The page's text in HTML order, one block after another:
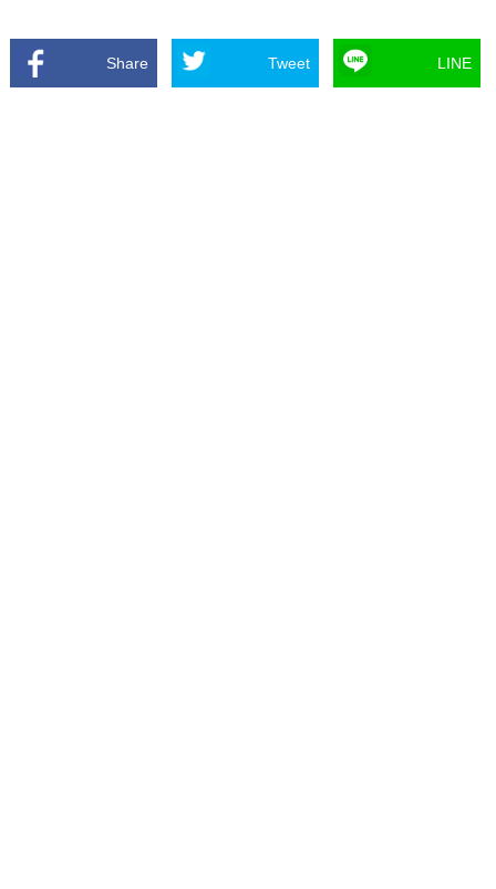
Share Tweet LINE